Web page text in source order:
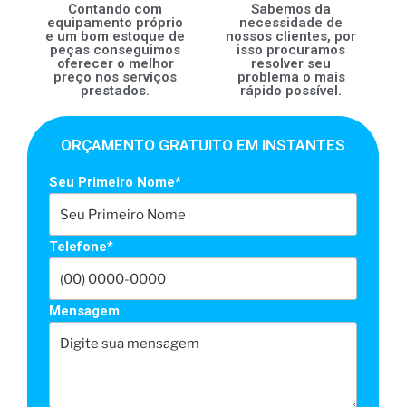
Contando com
equipamento próprio
e um bom estoque de
peças conseguimos
oferecer o melhor
preço nos serviços
prestados.
Sabemos da
necessidade de
nossos clientes, por
isso procuramos
resolver seu
problema o mais
rápido possível.
ORÇAMENTO GRATUITO EM INSTANTES
Seu Primeiro Nome*
Telefone*
Mensagem